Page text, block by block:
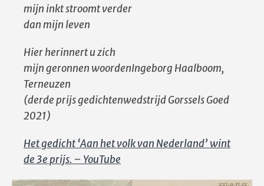
mijn inkt stroomt verder
dan mijn leven
Hier herinnert u zich
mijn geronnen woordenIngeborg Haalboom,
Terneuzen
(derde prijs gedichtenwedstrijd Gorssels Goed
2021)
Het gedicht ‘Aan het volk van Nederland’ wint
de 3e prijs. – YouTube